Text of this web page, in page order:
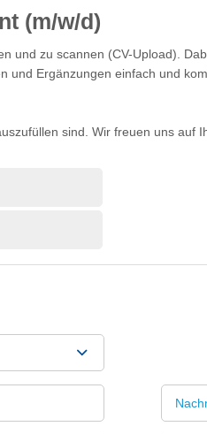
(m/w/d)
und zu scannen (CV-Upload).
und Ergänzungen einfach und
sind. Wir freuen uns auf